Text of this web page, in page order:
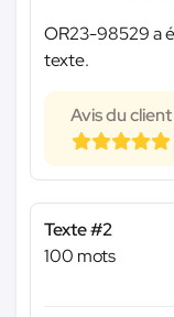
OR23-98529 a
texte.
Avis du client
Texte #2
100 mots